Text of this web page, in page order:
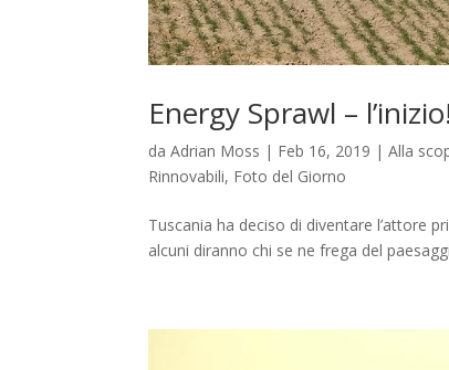
Energy Sprawl – l’inizio!
daAdrian Moss | Feb 16, 2019 |Alla
Rinnovabili, Foto del Giorno
Tuscania ha deciso di diventare l’attore
alcuni diranno chi se ne frega del